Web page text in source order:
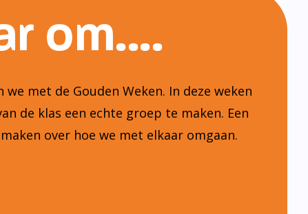
om....
met de Gouden Weken. In deze weken
de klas een echte groep te maken. Een
over hoe we met elkaar omgaan.